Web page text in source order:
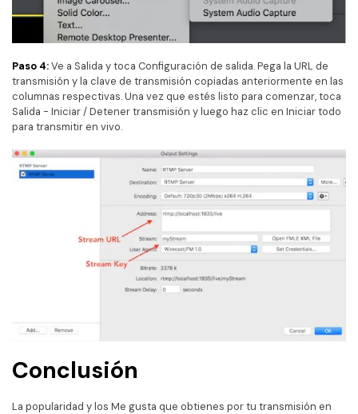
Paso 4:Ve a Salida y toca Configuración de salida. Pega la URL de
transmisión y la clave de transmisión copiadas anteriormente en las
columnas respectivas. Una vez que estés listo para comenzar, toca
Salida - Iniciar / Detener transmisión y luego haz clic en Iniciar todo
para transmitir en vivo.
Conclusión
La popularidad y los Me gusta que obtienes por tu transmisión en